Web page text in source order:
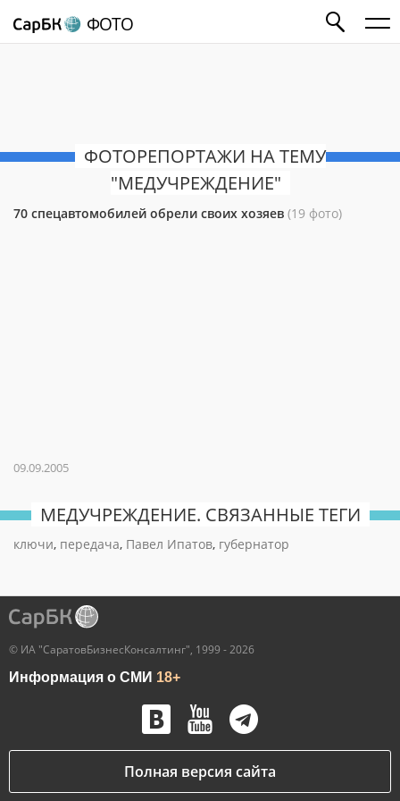
ФОТО
ФОТОРЕПОРТАЖИ НА ТЕМУ
"МЕДУЧРЕЖДЕНИЕ"
70 спецавтомобилей обрели своих хозяев (19 фото)
09.09.2005
МЕДУЧРЕЖДЕНИЕ. СВЯЗАННЫЕ ТЕГИ
ключи, передача, Павел Ипатов, губернатор
© ИА "СаратовБизнесКонсалтинг", 1999 - 2026
Информация о СМИ 18+
Полная версия сайта